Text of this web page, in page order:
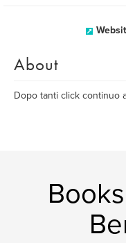
About
Dopo tanti click continuo